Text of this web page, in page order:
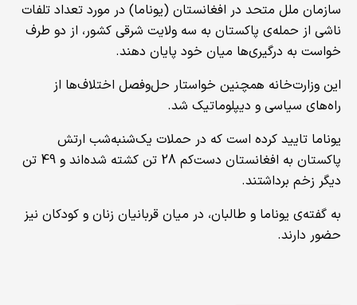
سازمان ملل متحد در افغانستان (یوناما) در مورد تعداد تلفات
ناشی از حمله‌ی پاکستان به سه ولایت شرقی کشور، از دو طرف
خواست به درگیری‌ها میان خود پایان دهند.
این وزارت‌خانه همچنین خواستار حل‌وفصل اختلاف‌ها از
راه‌های سیاسی و دیپلوماتیک شد.
یوناما تایید کرده است که در حملات یک‌شنبه‌شب ارتش
پاکستان به افغانستان دست‌کم 28 تن کشته شده‌اند و 49 تن
دیگر زخم برداشتند.
به گفته‌ی یوناما و طالبان، در میان قربانیان زنان و کودکان نیز
حضور دارند.